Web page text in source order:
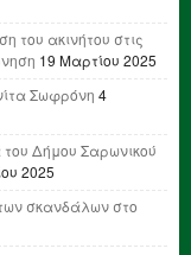
του ακινήτου στις
19 Μαρτίου 2025
Σωφρόνη 4
Δήμου Σαρωνικού
2025
σκανδάλων στο